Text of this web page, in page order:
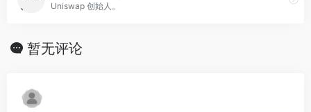
Uniswap 创始人。
暂无评论